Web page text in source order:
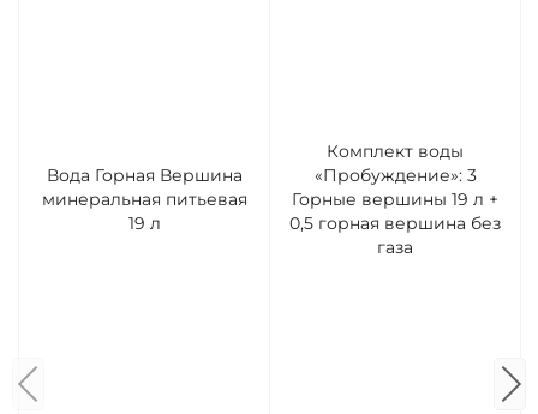
Вода Горная Вершина
минеральная питьевая
19 л
Комплект воды
«Пробуждение»: 3
Горные вершины 19 л +
0,5 горная вершина без
газа